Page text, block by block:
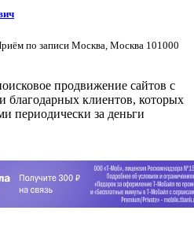
по записи Москва, Москва 101000
продвижение сайтов с
благодарных клиентов, которых
периодически за деньги